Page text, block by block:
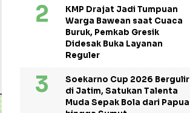
KMP Drajat Jadi Tumpuan
Warga Bawean saat Cuaca
Buruk, Pemkab Gresik
Didesak Buka Layanan
Reguler
Soekarno Cup 2026 Bergulir
di Jatim, Satukan Talenta
Muda Sepak Bola dari Papua